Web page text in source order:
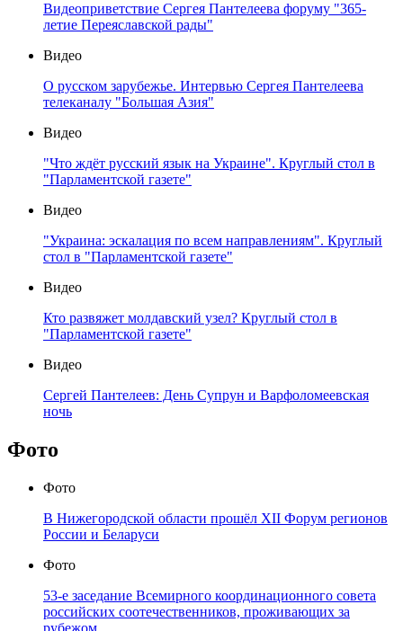
Видеоприветствие Сергея Пантелеева форуму "365-
летие Переяславской рады"
Видео
О русском зарубежье. Интервью Сергея Пантелеева
телеканалу "Большая Азия"
Видео
"Что ждёт русский язык на Украине". Круглый стол в
"Парламентской газете"
Видео
"Украина: эскалация по всем направлениям". Круглый
стол в "Парламентской газете"
Видео
Кто развяжет молдавский узел? Круглый стол в
"Парламентской газете"
Видео
Сергей Пантелеев: День Супрун и Варфоломеевская
ночь
Фото
Фото
В Нижегородской области прошёл XII Форум регионов
России и Беларуси
Фото
53-е заседание Всемирного координационного совета
российских соотечественников, проживающих за